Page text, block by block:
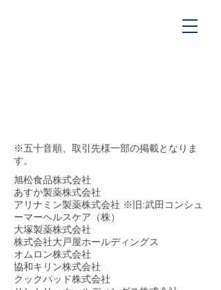
※五十音順、取引先様一部の掲載となりま
す。
旭松食品株式会社
あすか製薬株式会社
アリナミン製薬株式会社 ※旧:武田コンシュ
ーマーヘルスケア（株）
大塚製薬株式会社
株式会社大戸屋ホールディングス
オムロン株式会社
協和キリン株式会社
クックパッド株式会社